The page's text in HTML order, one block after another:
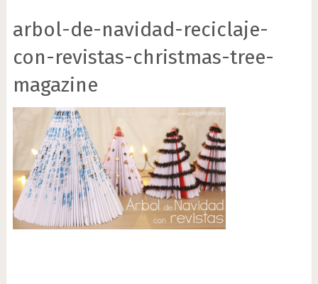
arbol-de-navidad-reciclaje-
con-revistas-christmas-tree-
magazine